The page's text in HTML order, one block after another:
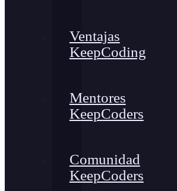
Ventajas
KeepCoding
Mentores
KeepCoders
Comunidad
KeepCoders